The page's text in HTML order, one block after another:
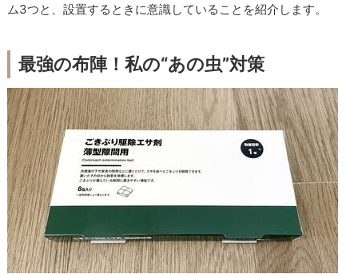
ム3つと、設置するときに意識していることを紹介します。
最強の布陣！私の“あの虫”対策